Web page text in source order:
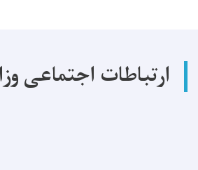
(۴۷۴۰)
عملیات
ارتباطات اجتماعی